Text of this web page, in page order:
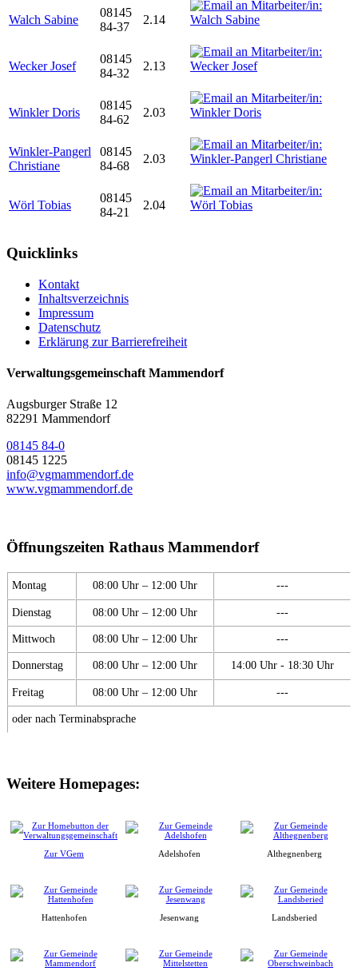
Walch Sabine
08145
84-37
2.14
Wecker Josef
08145
84-32
2.13
Winkler Doris
08145
84-62
2.03
Winkler-Pangerl
Christiane
08145
84-68
2.03
Wörl Tobias
08145
84-21
2.04
Quicklinks
Kontakt
Inhaltsverzeichnis
Impressum
Datenschutz
Erklärung zur Barrierefreiheit
Verwaltungsgemeinschaft Mammendorf
Augsburger Straße 12
82291 Mammendorf
08145 84-0
08145 1225
info@vgmammendorf.de
www.vgmammendorf.de
Öffnungszeiten Rathaus Mammendorf
Montag 08:00 Uhr – 12:00 Uhr ---
Dienstag 08:00 Uhr – 12:00 Uhr ---
Mittwoch 08:00 Uhr – 12:00 Uhr ---
Donnerstag 08:00 Uhr – 12:00 Uhr 14:00 Uhr - 18:30 Uhr
Freitag 08:00 Uhr – 12:00 Uhr ---
oder nach Terminabsprache
Weitere Homepages:
Zur VGem Adelshofen Althegnenberg
Hattenhofen Jesenwang Landsberied